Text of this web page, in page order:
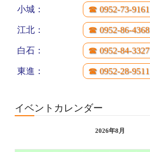
小城： ☎ 0952-73-9161
江北： ☎ 0952-86-4368
白石： ☎ 0952-84-3327
東進： ☎ 0952-28-9511
イベントカレンダー
2026年8月